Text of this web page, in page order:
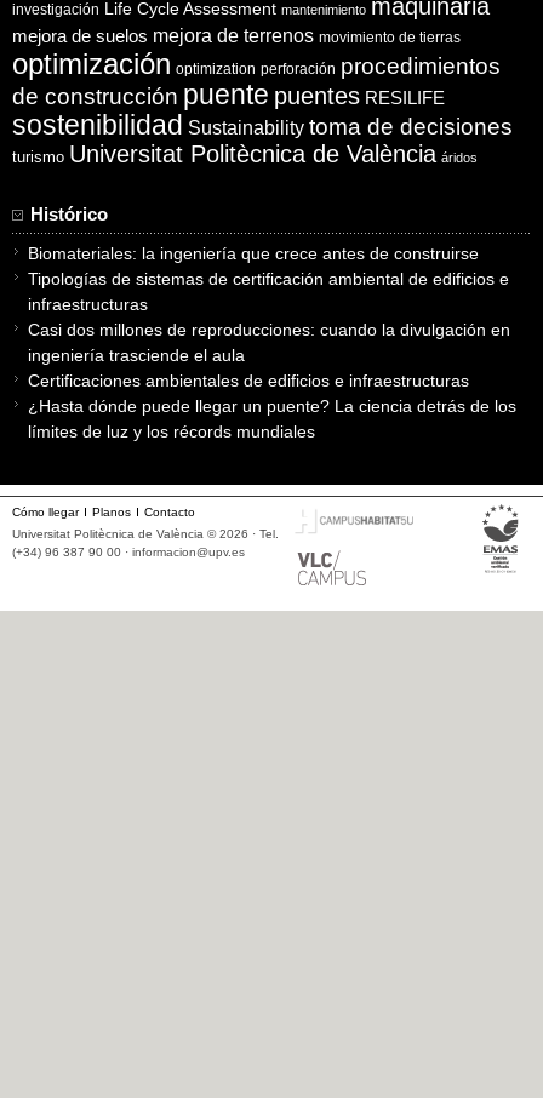
investigación Life Cycle Assessment mantenimiento maquinaria
mejora de suelos mejora de terrenos movimiento de tierras
optimización optimization perforación procedimientos
de construcción puente puentes RESILIFE
sostenibilidad Sustainability toma de decisiones
turismo Universitat Politècnica de València áridos
Histórico
Biomateriales: la ingeniería que crece antes de construirse
Tipologías de sistemas de certificación ambiental de edificios e
infraestructuras
Casi dos millones de reproducciones: cuando la divulgación en
ingeniería trasciende el aula
Certificaciones ambientales de edificios e infraestructuras
¿Hasta dónde puede llegar un puente? La ciencia detrás de los
límites de luz y los récords mundiales
Cómo llegar Planos
Contacto
Universitat Politècnica de València © 2026 · Tel.
(+34) 96 387 90 00 · informacion@upv.es